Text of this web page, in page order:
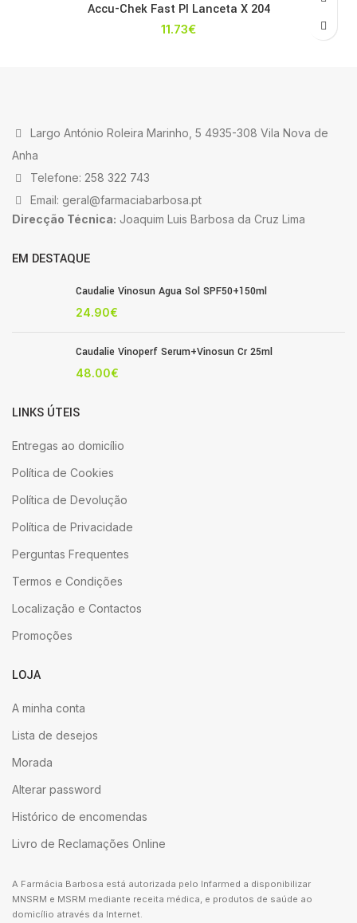
Accu-Chek Fast Pl Lanceta X 204
11.73€
Largo António Roleira Marinho, 5 4935-308 Vila Nova de
Anha
Telefone: 258 322 743
Email: geral@farmaciabarbosa.pt
Direcção Técnica: Joaquim Luis Barbosa da Cruz Lima
EM DESTAQUE
Caudalie Vinosun Agua Sol SPF50+150ml
24.90€
Caudalie Vinoperf Serum+Vinosun Cr 25ml
48.00€
LINKS ÚTEIS
Entregas ao domicílio
Política de Cookies
Política de Devolução
Política de Privacidade
Perguntas Frequentes
Termos e Condições
Localização e Contactos
Promoções
LOJA
A minha conta
Lista de desejos
Morada
Alterar password
Histórico de encomendas
Livro de Reclamações Online
A Farmácia Barbosa está autorizada pelo Infarmed a disponibilizar
MNSRM e MSRM mediante receita médica, e produtos de saúde ao
domicílio através da Internet.